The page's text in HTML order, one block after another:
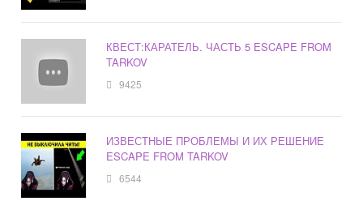
КВЕСТ:КАРАТЕЛЬ. ЧАСТЬ 5 ESCAPE FROM
TARKOV
9425
ИЗВЕСТНЫЕ ПРОБЛЕМЫ И ИХ РЕШЕНИЕ
ESCAPE FROM TARKOV
6544